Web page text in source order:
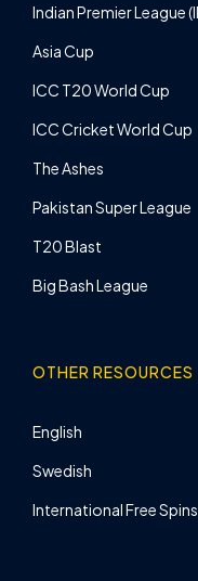
Indian Premier League
Asia Cup
ICC T20 World Cup
ICC Cricket World Cup
The Ashes
Pakistan Super League
T20 Blast
Big Bash League
OTHER RESOURCES
English
Swedish
International Free